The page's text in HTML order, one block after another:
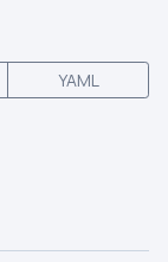
YAML